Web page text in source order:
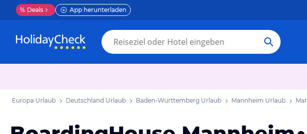
% Deals App herunterladen
Europa Urlaub Deutschland Urlaub Baden-Württemberg Urlaub Mannheim Urlaub